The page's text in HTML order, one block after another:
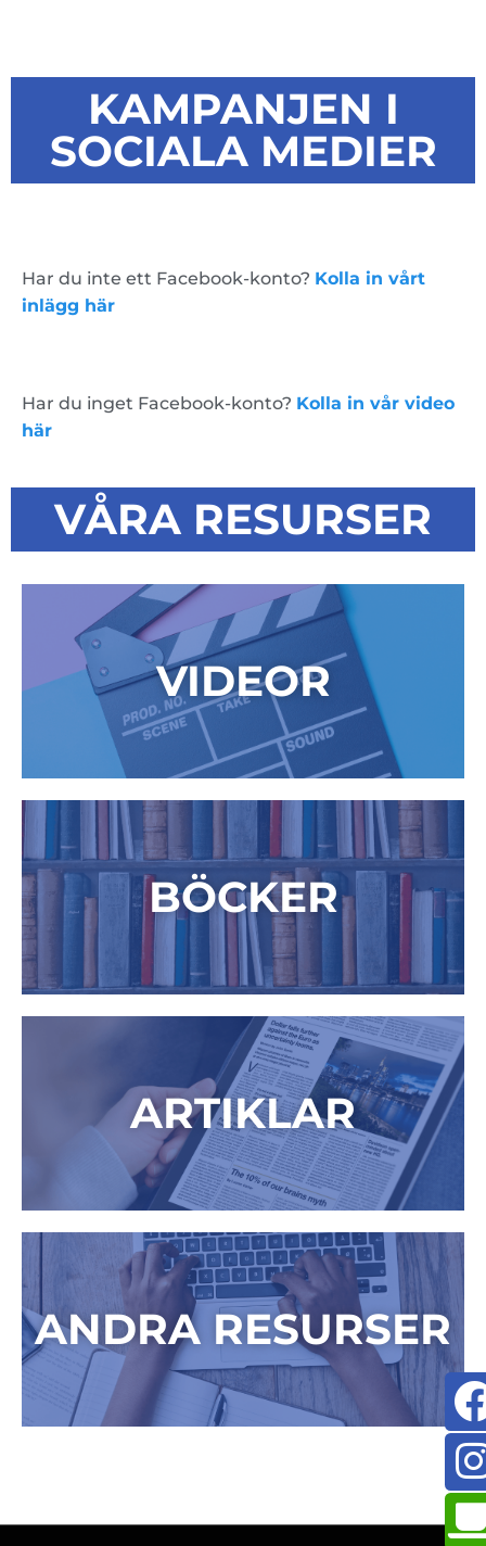
KAMPANJEN I
SOCIALA MEDIER
Har du inte ett Facebook-konto? Kolla in vårt
inlägg här
Har du inget Facebook-konto? Kolla in vår video
här
VÅRA RESURSER
VIDEOR
BÖCKER
ARTIKLAR
ANDRA RESURSER